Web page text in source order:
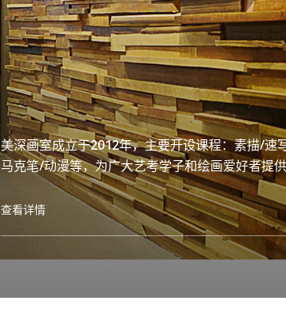
美深画室成立于2012年，主要开设课程：素描/速
马克笔/动漫等，为广大艺考学子和绘画爱好者提
查看详情